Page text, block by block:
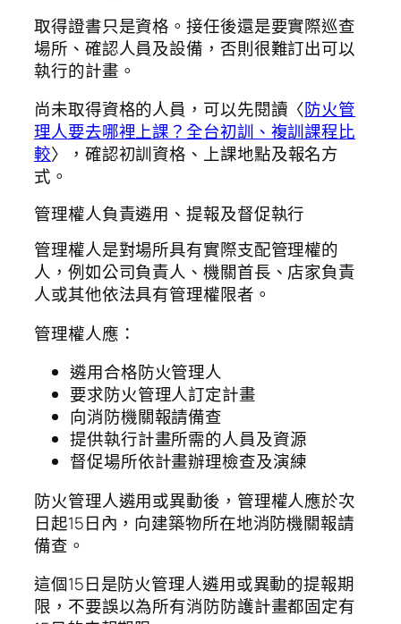
取得證書只是資格。接任後還是要實際巡查
場所、確認人員及設備，否則很難訂出可以
執行的計畫。
尚未取得資格的人員，可以先閱讀〈防火管
理人要去哪裡上課？全台初訓、複訓課程比
較〉，確認初訓資格、上課地點及報名方
式。
管理權人負責遴用、提報及督促執行
管理權人是對場所具有實際支配管理權的
人，例如公司負責人、機關首長、店家負責
人或其他依法具有管理權限者。
管理權人應：
遴用合格防火管理人
要求防火管理人訂定計畫
向消防機關報請備查
提供執行計畫所需的人員及資源
督促場所依計畫辦理檢查及演練
防火管理人遴用或異動後，管理權人應於次
日起15日內，向建築物所在地消防機關報請
備查。
這個15日是防火管理人遴用或異動的提報期
限，不要誤以為所有消防防護計畫都固定有